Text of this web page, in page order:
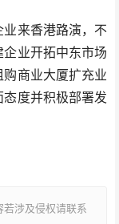
来香港路演，不
业开拓中东市场
商业大厦扩充业
度并积极部署发
涉及侵权请联系